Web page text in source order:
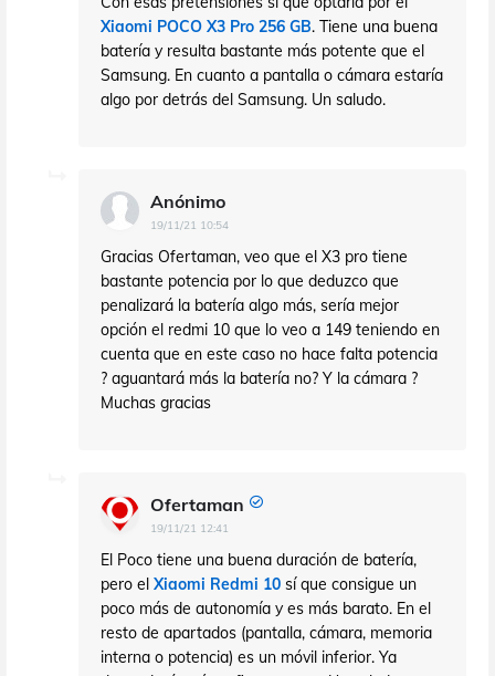
Xiaomi POCO X3 Pro 256 GB. Tiene una buena
batería y resulta bastante más potente que el
Samsung. En cuanto a pantalla o cámara estaría
algo por detrás del Samsung. Un saludo.
Anónimo
19/11/21 10:54
Gracias Ofertaman, veo que el X3 pro tiene
bastante potencia por lo que deduzco que
penalizará la batería algo más, sería mejor
opción el redmi 10 que lo veo a 149 teniendo en
cuenta que en este caso no hace falta potencia
? aguantará más la batería no? Y la cámara ?
Muchas gracias
Ofertaman
19/11/21 12:41
El Poco tiene una buena duración de batería,
pero el Xiaomi Redmi 10 sí que consigue un
poco más de autonomía y es más barato. En el
resto de apartados (pantalla, cámara, memoria
interna o potencia) es un móvil inferior. Ya